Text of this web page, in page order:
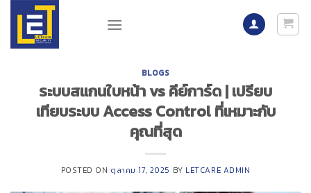
content
BLOGS
ระบบสแกนใบหน้า vs คีย์การ์ด | เปรียบ
เทียบระบบ Access Control ที่เหมาะกับ
คุณที่สุด
POSTED ON ตุลาคม 17, 2025 BY LETCARE ADMIN